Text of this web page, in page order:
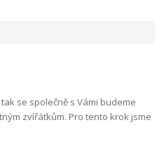
se společně s Vámi budeme
zvířátkům. Pro tento krok jsme